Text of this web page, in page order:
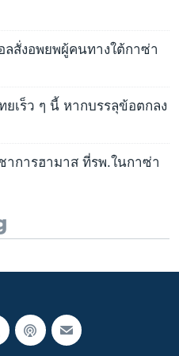
ลสั่งอพยพผู้คนทางใต้กาซ่า
เร็ว ๆ นี้ หากบรรลุข้อตกลง
การฮามาส ที่รพ.ในกาซ่า